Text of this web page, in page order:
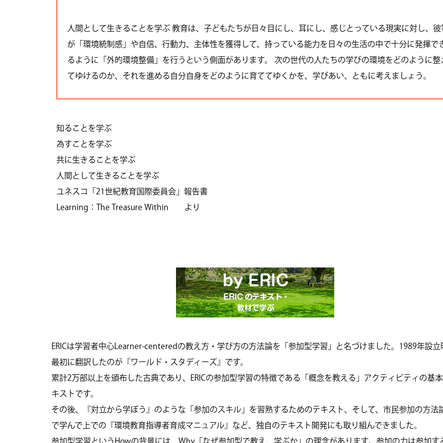
人間として生きることを学ぶ 教育は、子どもたちが日々目にし、耳にし、感じとっている現実に対し、彼
が「環境統制感」や自信、行動力、主体性を獲得して、持っている能力を日々の生活の中で十分に発揮で
るように「外的環境整備」を行うという側面があります。 次の世代の人たちの学びの環境をどのように整
てゆけるのか、それを進める自分自身をどのように育ててゆくかを、学びあい、ともに考えましょう。
知ることを学ぶ
為すことを学ぶ
共に生きることを学ぶ
人間として生きることを学ぶ
ユネスコ「21世紀教育国際委員会」報告書
Learning：The Treasure Within より
ERICは学習者中心Learner-centeredの教え方・学び方の方法論を「参加型学習」と名づけました。1989年設立
最初に翻訳したのが『ワールド・スタディーズ』です。
累計2万部以上を頒布した古典であり、ERICの参加型学習の特徴である「概念を教える」アクティビティの基
キストです。
その後、『対立から学ぼう』のような「参加のスキル」を習熟するためのテキスト、そして、市民参加の方法
で学んで上での『環境教育指導者育成マニュアル』など、独自のテキスト開発にも取り組んできました。
参加型学習というHowの背景には、Why「なぜ参加型で教え、学ぶか」の理念があります。参加の力は参加す